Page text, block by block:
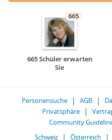
665
665 Schüler erwarten
Sie
Personensuche AGB
Privatsphäre
Community
Schweiz
Österreich